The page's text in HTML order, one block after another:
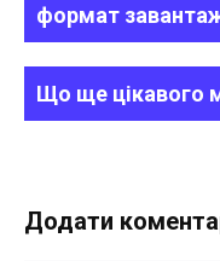
формат
Що ще цікавого
Додати